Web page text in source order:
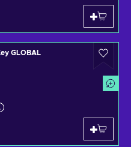
GLOBAL